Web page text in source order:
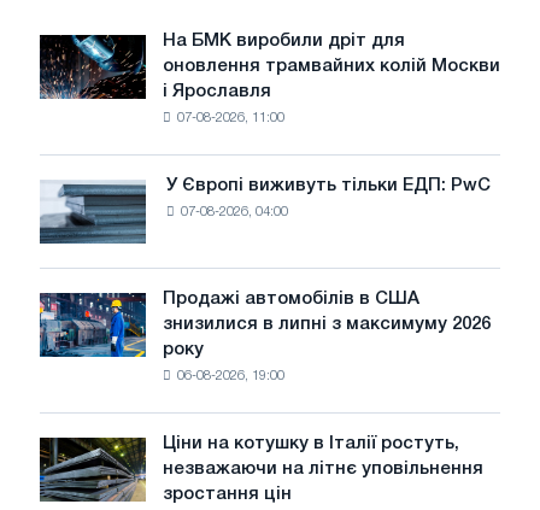
На
БМК
виробили
трамвайних
колій
Ярославля
На БМК виробили дріт для
оновлення трамвайних колій Москви
і Ярославля
07-08-2026, 11:00
Європі
виживуть
тільки
ЕДП:
PwC
У Європі виживуть тільки ЕДП: PwC
07-08-2026, 04:00
Продажі
автомобілів
в
липні
з
Продажі автомобілів в США
знизилися в липні з максимуму 2026
року
06-08-2026, 19:00
Ціни
на
котушку
Ціни на котушку в Італії ростуть,
незважаючи на літнє уповільнення
зростання цін